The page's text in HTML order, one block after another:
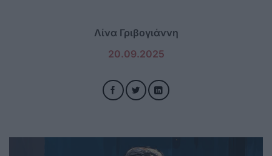
Λίνα Γριβογιάννη
20.09.2025